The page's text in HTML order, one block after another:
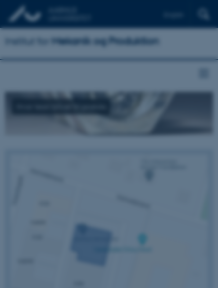
Institut for Mekanik og Produktion